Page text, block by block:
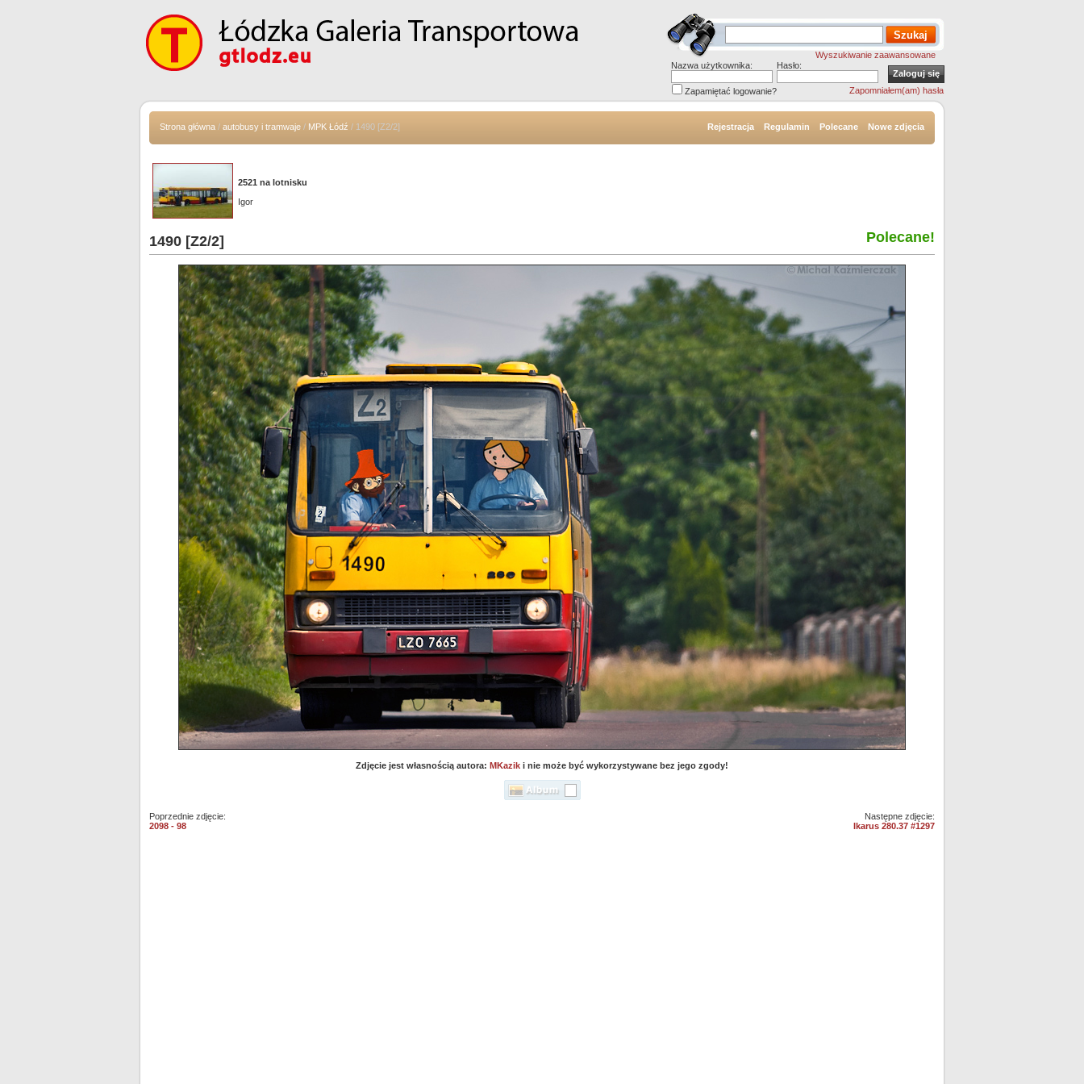
Wyszukiwanie zaawansowane
Nazwa użytkownika:
Hasło:
Zapamiętać logowanie? Zapomniałem(am) hasła
Strona główna / autobusy i tramwaje / MPK Łódź / 1490 [Z2/2] Rejestracja Regulamin Polecane Nowe zdjęcia
2521 na lotnisku
Igor
Polecane!
1490 [Z2/2]
Zdjęcie jest własnością autora: MKazik i nie może być wykorzystywane bez jego zgody!
Poprzednie zdjęcie:
2098 - 98
Następne zdjęcie:
Ikarus 280.37 #1297